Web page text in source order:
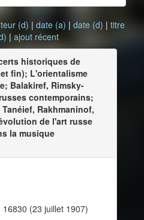
(d) | date (a) | date (d) | titre
| ajout récent
historiques de
fin); L'orientalisme
Balakiref, Rimsky-
contemporains;
Rakhmaninof,
de l'art russe
la musique
16830 (23 juillet 1907)